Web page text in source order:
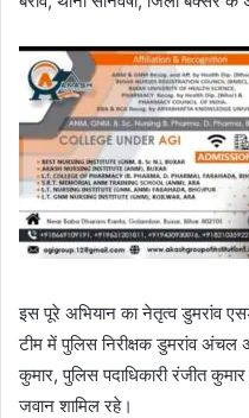
इस पूरे अभियान का नेतृत्व डुमरांव
टीम में पुलिस निरीक्षक डुमरांव अंचल
कुमार, पुलिस पदाधिकारी रंजीत
जवान शामिल रहे।